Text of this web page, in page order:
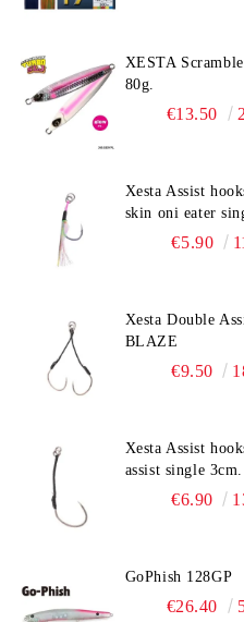
XESTA
80g.
€13.50
Xesta Assist
skin oni eater
€5.90
Xesta Double
BLAZE
€9.50
Xesta Assist
assist single 3cm.
€6.90
GoPhish 128GP
€26.40